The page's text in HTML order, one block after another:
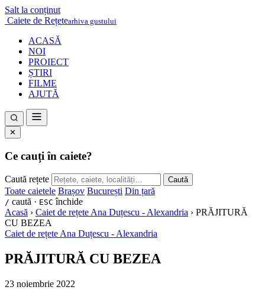
Salt la conținut
Caiete de Rețetearhiva gustului
ACASĂ
NOI
PROIECT
ȘTIRI
FILME
AJUTĂ
✕
Ce cauți în caiete?
Caută rețete Caută
Toate caietele Brașov București Din țară
/ caută · ESC închide
Acasă › Caiet de rețete Ana Duțescu - Alexandria › PRĂJITURĂ
CU BEZEA
Caiet de rețete Ana Duțescu - Alexandria
PRĂJITURĂ CU BEZEA
23 noiembrie 2022